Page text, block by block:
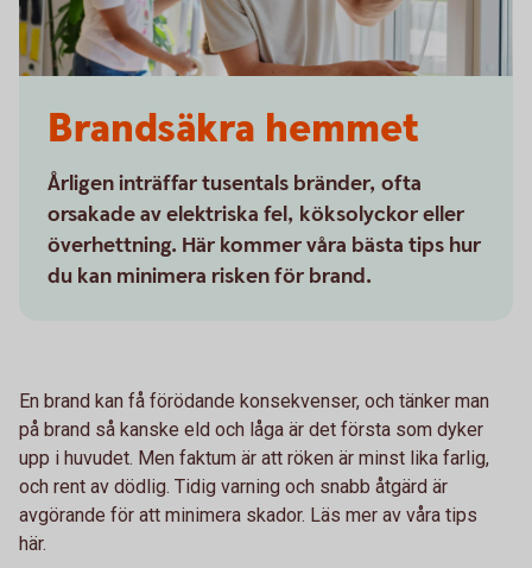
Brandsäkra hemmet
Årligen inträffar tusentals bränder, ofta
orsakade av elektriska fel, köksolyckor eller
överhettning. Här kommer våra bästa tips hur
du kan minimera risken för brand.
En brand kan få förödande konsekvenser, och tänker man
på brand så kanske eld och låga är det första som dyker
upp i huvudet. Men faktum är att röken är minst lika farlig,
och rent av dödlig. Tidig varning och snabb åtgärd är
avgörande för att minimera skador. Läs mer av våra tips
här.